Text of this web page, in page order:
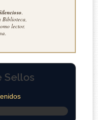
lector.
Sellos